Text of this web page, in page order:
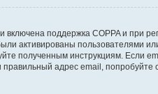
поддержка COPPA и при
активированы пользователями
полученным инструкциям. Если
адрес email, попробуйте